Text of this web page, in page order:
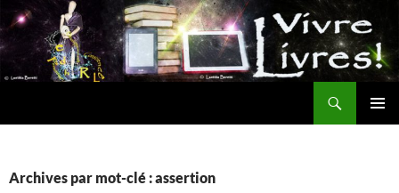
Aller
au
contenu
Archives par mot-clé : assertion